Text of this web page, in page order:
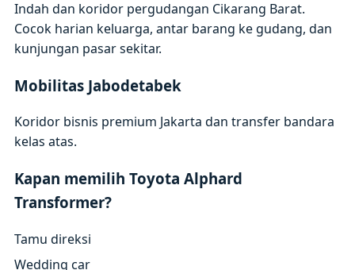
Indah dan koridor pergudangan Cikarang Barat.
Cocok harian keluarga, antar barang ke gudang, dan
kunjungan pasar sekitar.
Mobilitas Jabodetabek
Koridor bisnis premium Jakarta dan transfer bandara
kelas atas.
Kapan memilih Toyota Alphard
Transformer?
Tamu direksi
Wedding car